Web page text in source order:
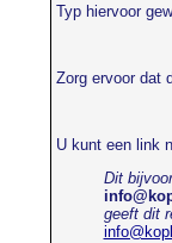
Typ hiervoor
Zorg ervoor dat
U kunt een link
Dit
geeft dit